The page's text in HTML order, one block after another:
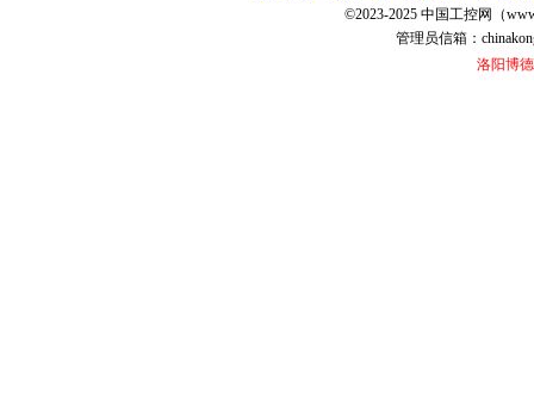
©2023-2025 中国工控网（
管理员信箱：
洛阳博